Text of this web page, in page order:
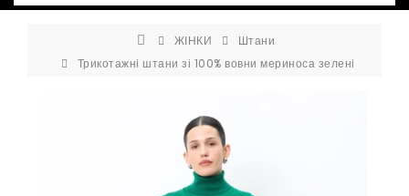
ЖІНКИ
Штани
Трикотажні штани зі 100% вовни мериноса зелені